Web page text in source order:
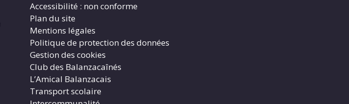
Accessibilité : non conforme
Plan du site
Mentions légales
Politique de protection des données
Gestion des cookies
Club des Balanzacaînés
L’Amical Balanzacais
Transport scolaire